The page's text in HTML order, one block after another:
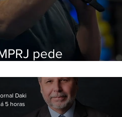
pede
Daki
5 horas